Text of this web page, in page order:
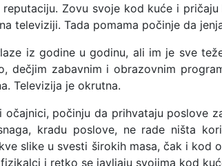
Zovu svoje kod kuće i
televiziji. Tada pomama počinje da
iz godine u godinu, ali im je sve
dečjim zabavnim i obrazovnim
Televizija je okrutna.
očajnici, počinju da prihvataju poslove
kradu poslove, ne rade ništa
slike u svesti širokih masa, čak i kod
i retko se javljaju svojima kod